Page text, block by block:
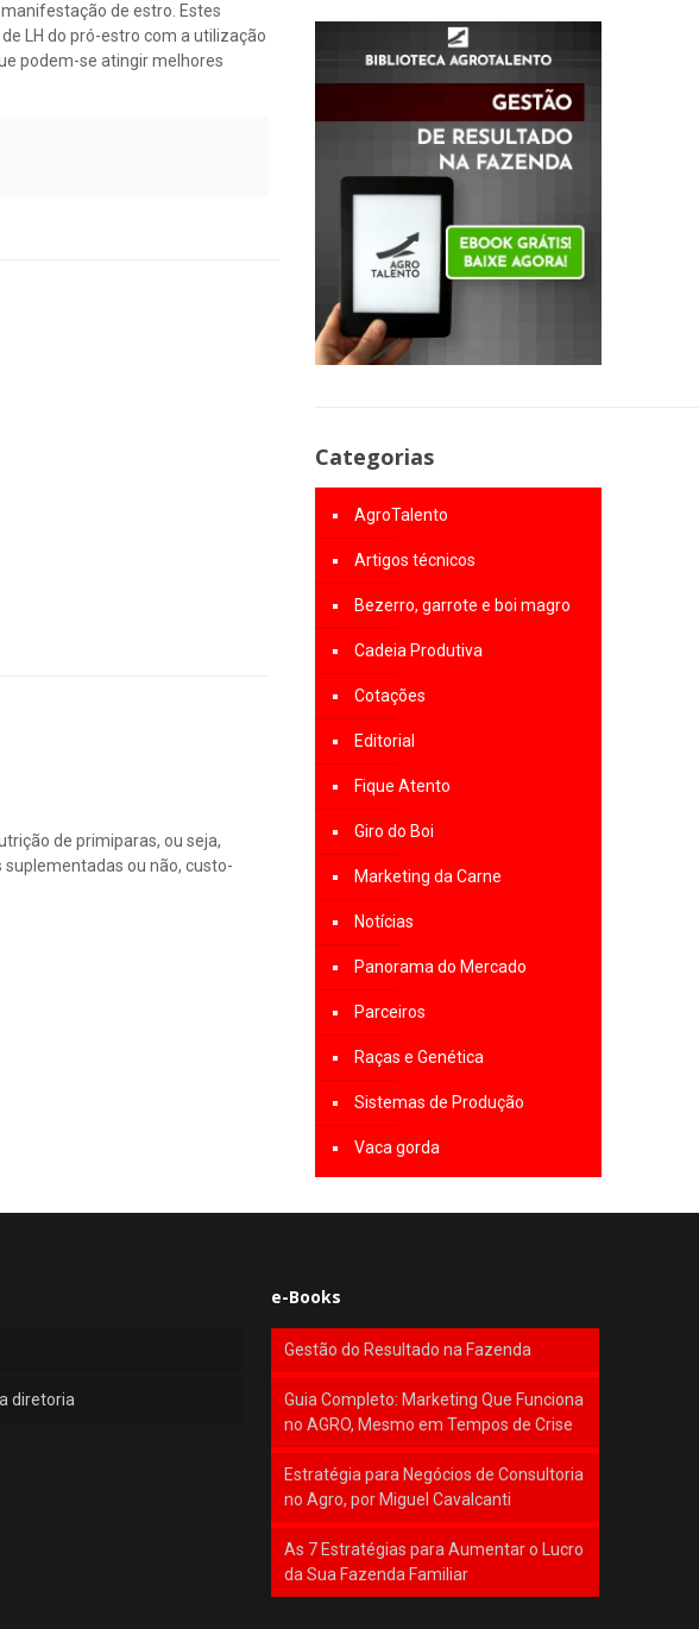
de estro. Estes
LH do pró-estro com a utilização
podem-se atingir melhores
de primiparas, ou seja,
ou não, custo-
Categorias
AgroTalento
Artigos técnicos
Bezerro, garrote e boi magro
Cadeia Produtiva
Cotações
Editorial
Fique Atento
Giro do Boi
Marketing da Carne
Notícias
Panorama do Mercado
Parceiros
Raças e Genética
Sistemas de Produção
Vaca gorda
diretoria
e-Books
Gestão do Resultado na Fazenda
Guia Completo: Marketing Que Funciona
no AGRO, Mesmo em Tempos de Crise
Estratégia para Negócios de Consultoria
no Agro, por Miguel Cavalcanti
As 7 Estratégias para Aumentar o Lucro
da Sua Fazenda Familiar